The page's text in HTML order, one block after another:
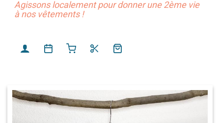
Agissons localement pour donner une 2ème vie
à nos vêtements !